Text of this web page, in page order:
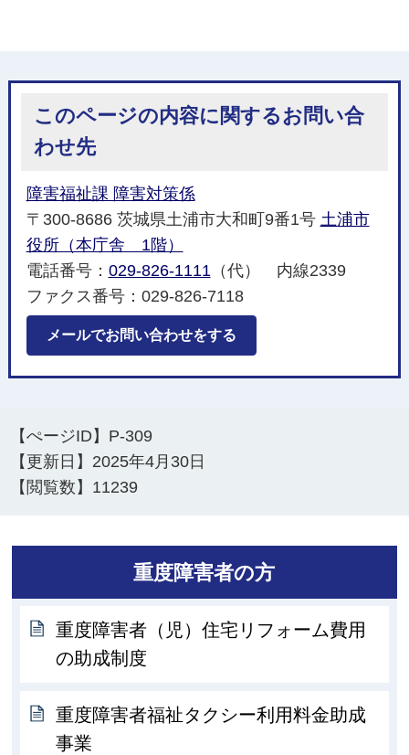
このページの内容に関するお問い合
わせ先
障害福祉課 障害対策係
〒300-8686 茨城県土浦市大和町9番1号 土浦市
役所（本庁舎 1階）
電話番号： 029-826-1111 （代） 内線2339
ファクス番号：029-826-7118
メールでお問い合わせをする
【ぺージID】 P-309
【更新日】 2025年4月30日
【閲覧数】 11239
重度障害者の方
重度障害者（児）住宅リフォーム費用
の助成制度
重度障害者福祉タクシー利用料金助成
事業